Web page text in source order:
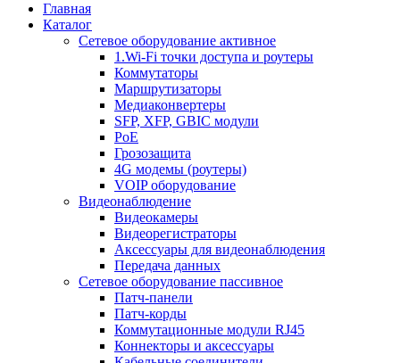
Главная
Каталог
Сетевое оборудование активное
1.Wi-Fi точки доступа и роутеры
Коммутаторы
Маршрутизаторы
Медиаконвертеры
SFP, XFP, GBIC модули
PoE
Грозозащита
4G модемы (роутеры)
VOIP оборудование
Видеонаблюдение
Видеокамеры
Видеорегистраторы
Аксессуары для видеонаблюдения
Передача данных
Сетевое оборудование пассивное
Патч-панели
Патч-корды
Коммутационные модули RJ45
Коннекторы и аксессуары